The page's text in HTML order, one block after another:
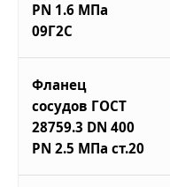
PN 1.6 МПа
09Г2С
Фланец
сосудов ГОСТ
28759.3 DN 400
PN 2.5 МПа ст.20